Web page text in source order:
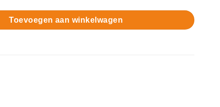
Toevoegen aan winkelwagen